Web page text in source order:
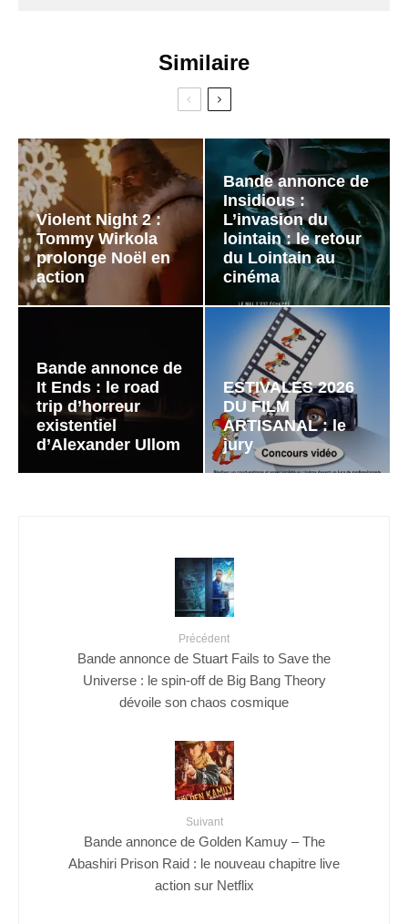
Similaire
Violent Night 2 :
Tommy Wirkola
prolonge Noël en
action
Bande annonce de
Insidious :
L’invasion du
lointain : le retour
du Lointain au
cinéma
Bande annonce de
It Ends : le road
trip d’horreur
existentiel
d’Alexander Ullom
ESTIVALES 2026
DU FILM
ARTISANAL : le
jury
Précédent
Bande annonce de Stuart Fails to Save the
Universe : le spin-off de Big Bang Theory
dévoile son chaos cosmique
Suivant
Bande annonce de Golden Kamuy – The
Abashiri Prison Raid : le nouveau chapitre live
action sur Netflix